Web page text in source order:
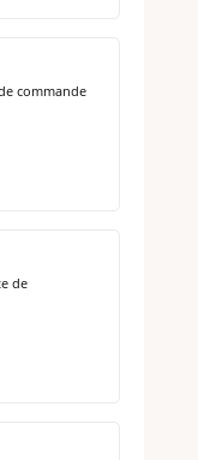
commande
de